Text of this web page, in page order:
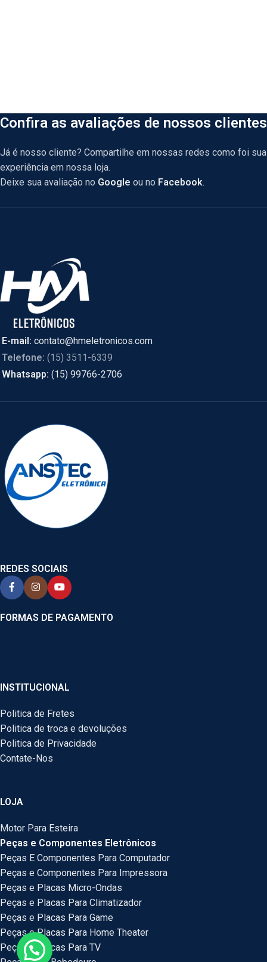
Confira as avaliações de nossos clientes
Já é nosso cliente? Compartilhe em nossas redes como foi sua
experiência em nossa loja.
Deixe sua avaliação no Google ou no Facebook.
E-mail: contato@hmeletronicos.com
Telefone: (15) 3511-6339
Whatsapp: (15) 99766-2706
REDES SOCIAIS
FORMAS DE PAGAMENTO
INSTITUCIONAL
Politica de Fretes
Politica de troca e devoluções
Politica de Privacidade
Contate-Nos
LOJA
Motor Para Esteira
Peças e Componentes Eletrônicos
Peças E Componentes Para Computador
Peças e Componentes Para Impressora
Peças e Placas Micro-Ondas
Peças e Placas Para Climatizador
Peças e Placas Para Game
Peças e Placas Para Home Theater
Peças e Placas Para TV